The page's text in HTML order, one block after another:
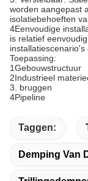
worden aangepast
isolatiebehoeften
4Eenvoudige
is relatief
installatiescenario's
Toepassing:
1Gebouwstructuur
2Industrieel
3. bruggen
4Pipeline
Taggen:
Demping Van